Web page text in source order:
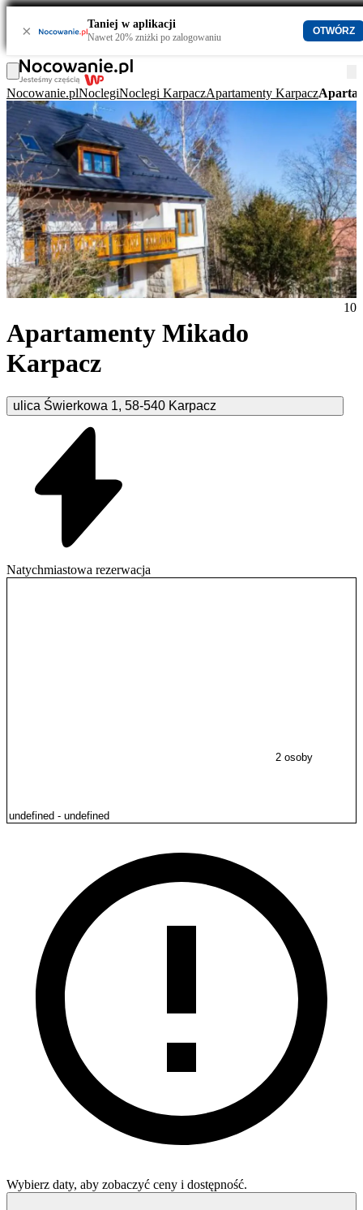
× Taniej w aplikacji
Nawet 20% zniżki po zalogowaniu
OTWÓRZ
Nocowanie.plNoclegiNoclegi KarpaczApartamenty Karpacz
Apartamenty Mikado
Karpacz
ulica Świerkowa 1, 58-540 Karpacz
10
Natychmiastowa rezerwacja
2 osoby
Wybierz daty, aby zobaczyć ceny i dostępność.